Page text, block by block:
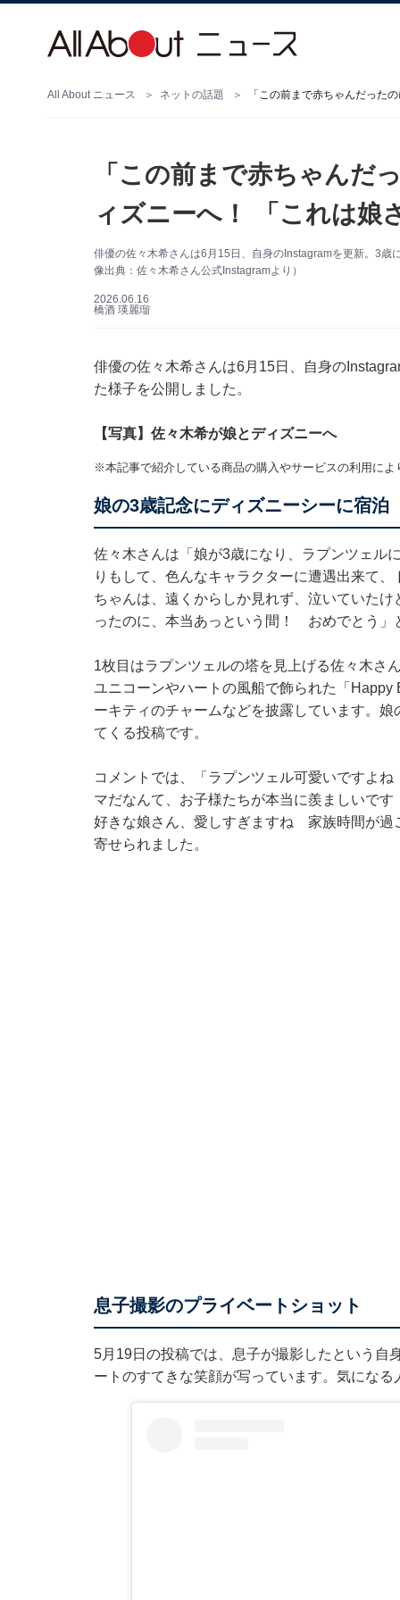
All About ニュース ネットの話題
「この前まで赤ちゃんだ
ィズニーへ！ 「これは娘
俳優の佐々木希さんは6月15日、自身のInstagramを更新。3歳
像出典：佐々木希さん公式Instagramより）
2026.06.16
橋酒 瑛麗瑠
俳優の佐々木希さんは6月15日、自身の
た様子を公開しました。
【写真】佐々木希が娘とディズニーへ
※本記事で紹介している商品の購入やサービスの利用によ
娘の3歳記念にディズニーシーに宿泊
佐々木さんは「娘が3歳になり、ラプンツェ
りもして、色んなキャラクターに遭遇出来て
ちゃんは、遠くからしか見れず、泣いていた
ったのに、本当あっという間！ おめでとう」
1枚目はラプンツェルの塔を見上げる佐々木さ
ユニコーンやハートの風船で飾られた「
ーキティのチャームなどを披露しています。
てくる投稿です。
コメントでは、「ラプンツェル可愛いですよ
マだなんて、お子様たちが本当に羨ましいで
好きな娘さん、愛しすぎますね 家族時間が過
寄せられました。
息子撮影のプライベートショット
5月19日の投稿では、息子が撮影したという自
ートのすてきな笑顔が写っています。気になる